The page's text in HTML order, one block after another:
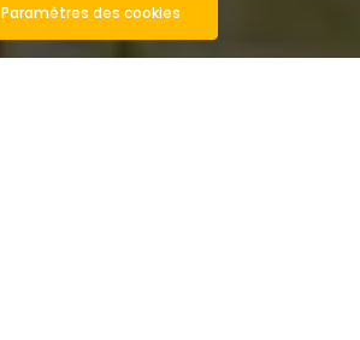
Paramètres des cookies